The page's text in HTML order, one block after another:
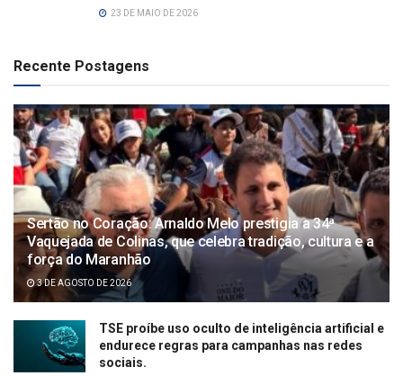
23 DE MAIO DE 2026
Recente Postagens
Sertão no Coração: Arnaldo Melo prestigia a 34ª
Vaquejada de Colinas, que celebra tradição, cultura e a
força do Maranhão
3 DE AGOSTO DE 2026
TSE proíbe uso oculto de inteligência artificial e
endurece regras para campanhas nas redes
sociais.